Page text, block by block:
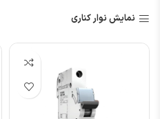
نمایش نوار کناری